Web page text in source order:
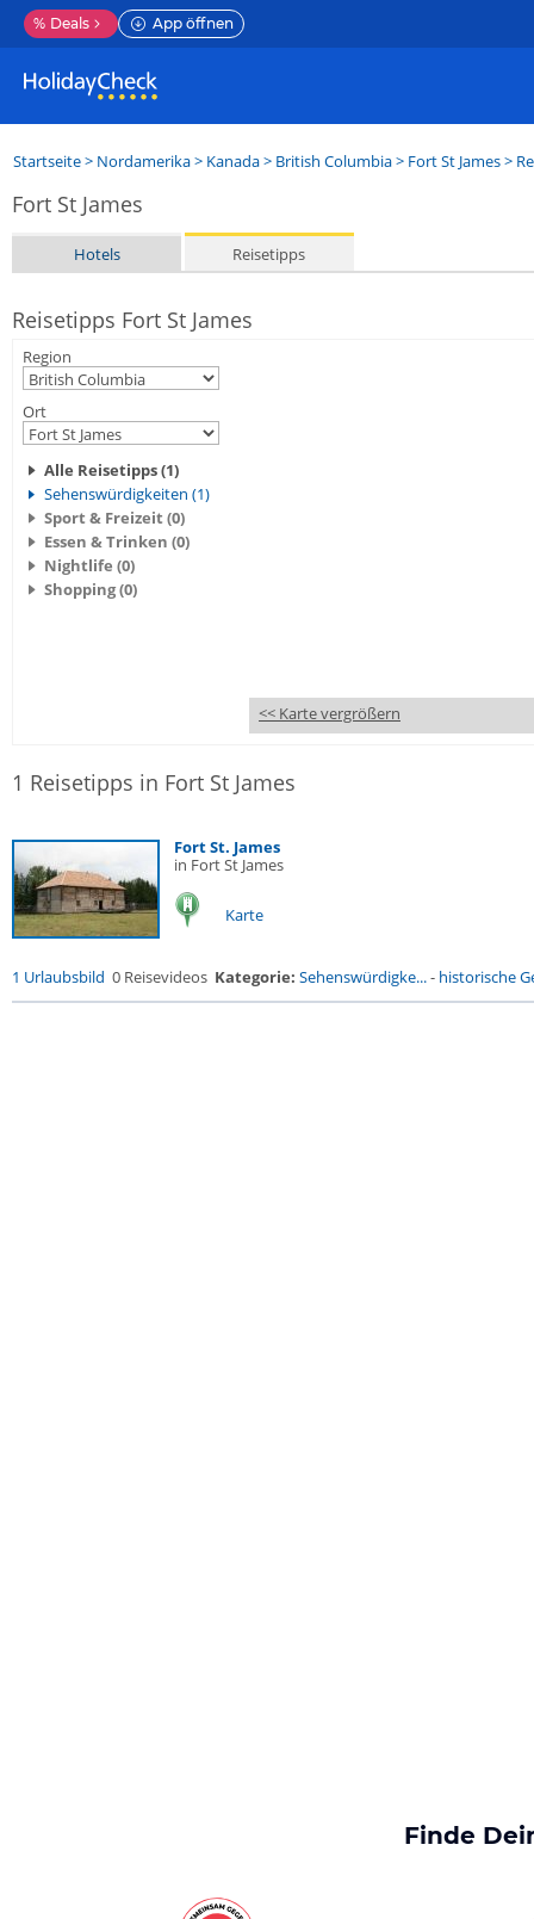
% Deals App öffnen
Startseite> Nordamerika> Kanada> British Columbia> Fort St James>
Fort St James
Hotels Reisetipps
Reisetipps Fort St James
Region
Ort
Alle Reisetipps (1)
Sehenswürdigkeiten (1)
Sport & Freizeit (0)
Essen & Trinken (0)
Nightlife (0)
Shopping (0)
<< Karte vergrößern
1 Reisetipps in Fort St James
Fort St. James
in Fort St James
Karte
1 Urlaubsbild 0 Reisevideos Kategorie: Sehenswürdigke...- historische
Finde